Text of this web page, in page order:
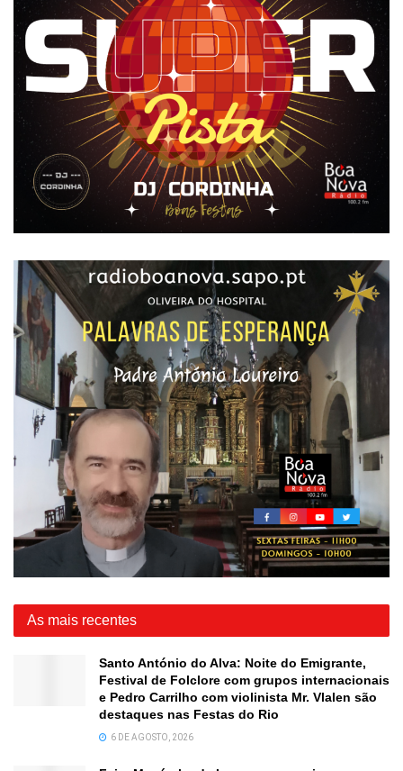
As mais recentes
Santo António do Alva: Noite do Emigrante,
Festival de Folclore com grupos internacionais
e Pedro Carrilho com violinista Mr. Vlalen são
destaques nas Festas do Rio
6 DE AGOSTO, 2026